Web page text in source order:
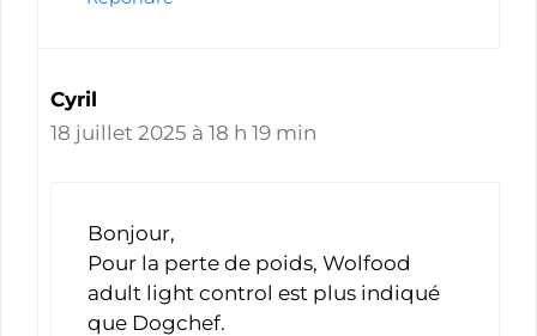
Cyril
18 juillet 2025 à 18 h 19 min
Bonjour,
Pour la perte de poids, Wolfood
adult light control est plus indiqué
que Dogchef.